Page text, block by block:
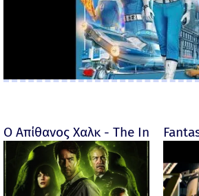
Ο Απίθανος Χαλκ - The